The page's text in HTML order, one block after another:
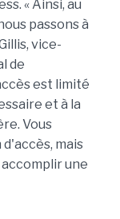
« Ainsi, au
passons à
vice-
de
est limité
et à la
Vous
mais
une